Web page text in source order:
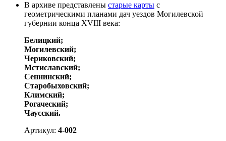
В архиве представлены старые карты с
геометрическими планами дач уездов Могилевской
губернии конца XVIII века:
Белицкий;
Могилевский;
Чериковский;
Мстиславский;
Сеннинский;
Старобыховский;
Климский;
Рогаческий;
Чаусский.
Артикул: 4-002